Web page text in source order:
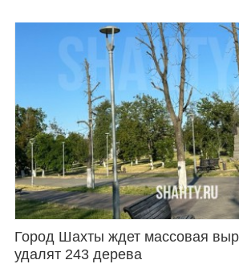
Город Шахты ждет массовая
удалят 243 дерева